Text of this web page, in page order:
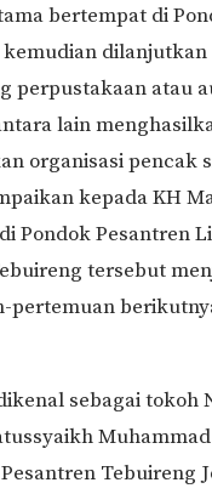
bertempat di
dilanjutkan
perpustakaan atau
lain
organisasi pencak
kepada KH
Pondok Pesantren
tersebut
pertemuan
sebagai tokoh
Muhammad
Tebuireng